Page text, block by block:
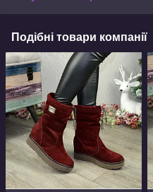
Подібні товари компанії